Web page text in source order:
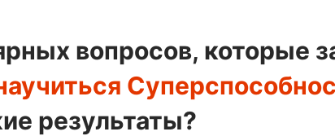
вопросов, которые
результаты?